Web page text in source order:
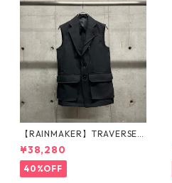
【RAINMAKER】TRAVERSE V
EST_BLACK
¥38,280
40%OFF